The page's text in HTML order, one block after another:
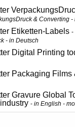
& Converting -
Etiketten-Labels
- in Deutsch
Digital Printing
Packaging Films
Gravure Global
in English -